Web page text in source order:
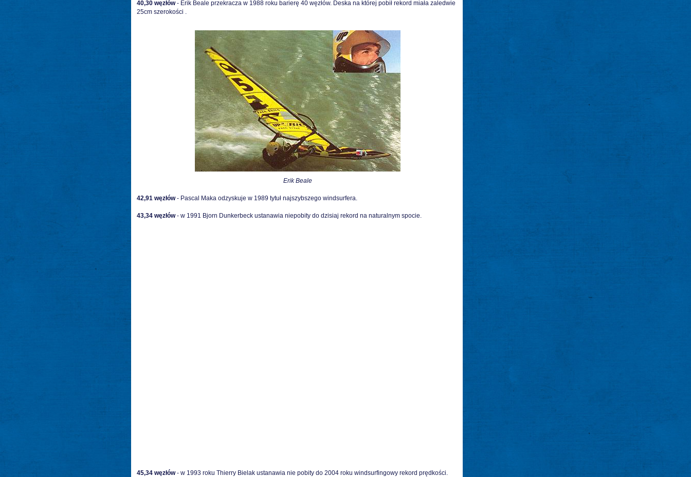
40,30 węzłów- Erik Beale przekracza w 1988 roku barierę 40 węzłów. Deska na której pobił rekord miała zaledwie
25cm szerokości .
Erik Beale
42,91 węzłów- Pascal Maka odzyskuje w 1989 tytuł najszybszego windsurfera.
43,34 węzłów- w 1991 Bjorn Dunkerbeck ustanawia niepobity do dzisiaj rekord na naturalnym spocie.
45,34 węzłów- w 1993 roku Thierry Bielak ustanawia nie pobity do 2004 roku windsurfingowy rekord prędkości.